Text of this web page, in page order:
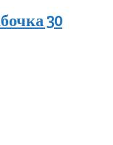
30